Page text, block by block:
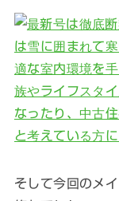
そして今回のメ